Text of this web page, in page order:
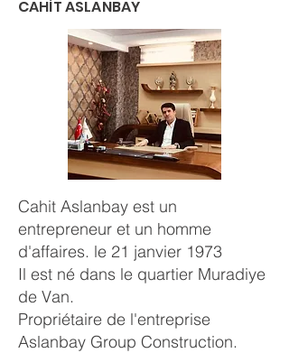
CAHİT ASLANBAY
Cahit Aslanbay est un
entrepreneur et un homme
d'affaires. le 21 janvier 1973
Il est né dans le quartier Muradiye
de Van.
Propriétaire de l'entreprise
Aslanbay Group Construction.